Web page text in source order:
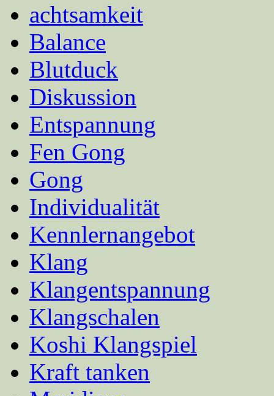
achtsamkeit
Balance
Blutduck
Diskussion
Entspannung
Fen Gong
Gong
Individualität
Kennlernangebot
Klang
Klangentspannung
Klangschalen
Koshi Klangspiel
Kraft tanken